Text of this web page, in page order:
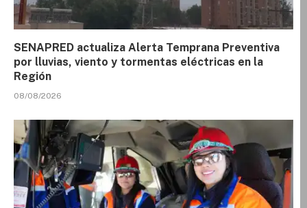
SENAPRED actualiza Alerta Temprana Preventiva
por lluvias, viento y tormentas eléctricas en la
Región
08/08/2026